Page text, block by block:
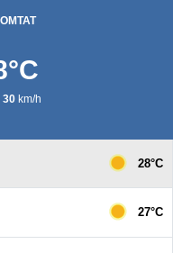
°C
30km/h
28°C
27°C